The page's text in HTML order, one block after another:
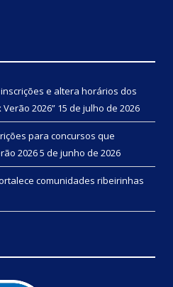
e altera horários dos
2026” 15 de julho de 2026
para concursos que
20265 de junho de 2026
comunidades ribeirinhas